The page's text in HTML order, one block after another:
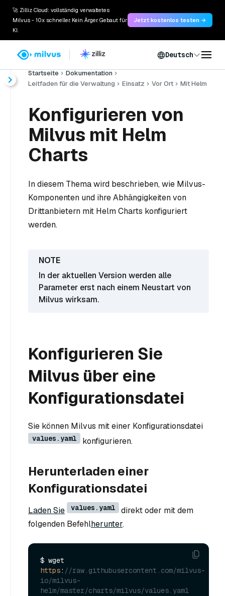
🚀 Zilliz Cloud: vollständig verwaltetes
Milvus - 10x schneller. Kein Ärger. Gebaut für
KI.
Jetzt kostenlos testen →
Deutsch
Startseite
Dokumentation
Leitfaden für die Verwaltung
Einsatz Vor Ort Mit Helm
Konfigurieren von
Milvus mit Helm
Charts
In diesem Thema wird beschrieben, wie Milvus-
Komponenten und ihre Abhängigkeiten von
Drittanbietern mit Helm Charts konfiguriert
werden.
In der aktuellen Version werden alle
Parameter erst nach einem Neustart von
Milvus wirksam.
Konfigurieren Sie
Milvus über eine
Konfigurationsdatei
Sie können Milvus mit einer Konfigurationsdatei
values.yaml konfigurieren.
Herunterladen einer
Konfigurationsdatei
Laden Sie values.yaml
direkt oder mit dem
folgenden Befehlherunter.
https: //raw.githubusercontent.com/milvus-
io/milvus-
helm/master/charts/milvus/values.yaml